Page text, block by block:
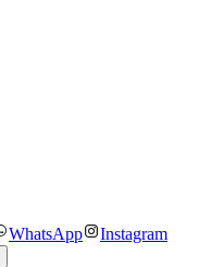
WhatsApp
Instagram